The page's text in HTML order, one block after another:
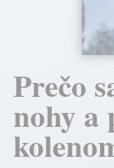
Prečo
nohy a